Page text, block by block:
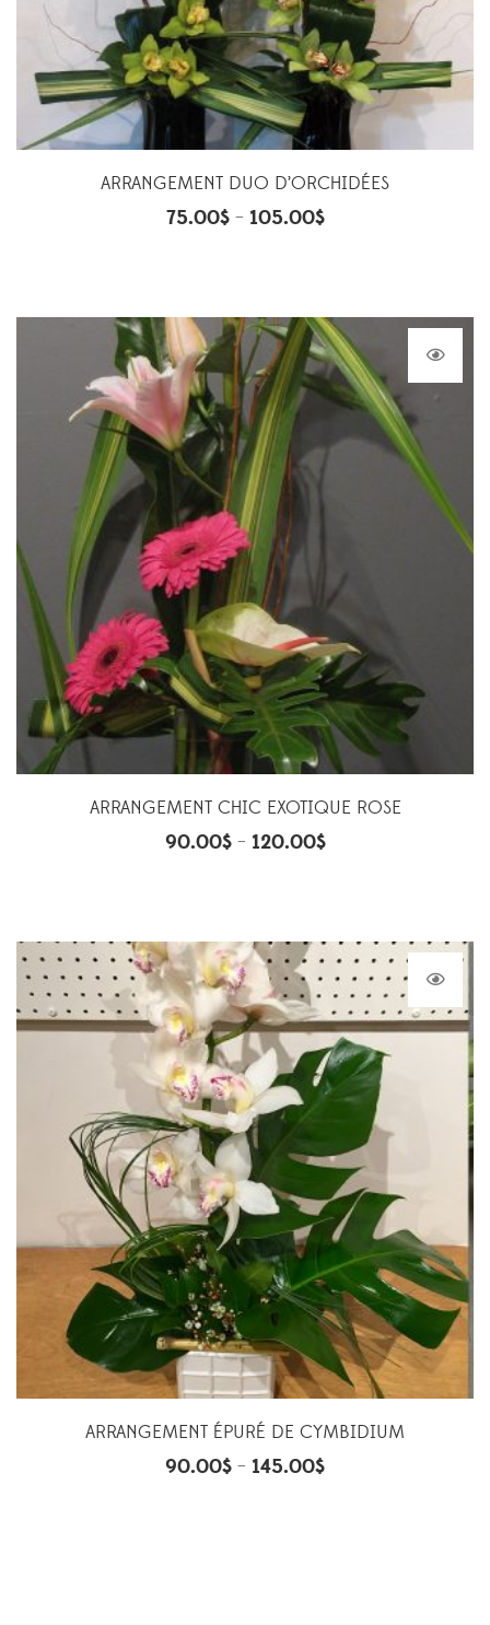
ARRANGEMENT DUO D’ORCHIDÉES
75.00$– 105.00$
ARRANGEMENT CHIC EXOTIQUE ROSE
90.00$– 120.00$
ARRANGEMENT ÉPURÉ DE CYMBIDIUM
90.00$ – 145.00$